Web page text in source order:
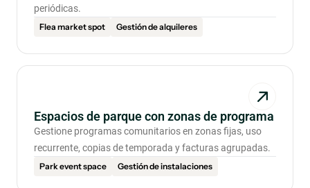
periódicas.
Flea market spot
Gestión de alquileres
Espacios de parque con zonas de programa
Gestione programas comunitarios en zonas fijas, uso
recurrente, copias de temporada y facturas agrupadas.
Park event space
Gestión de instalaciones